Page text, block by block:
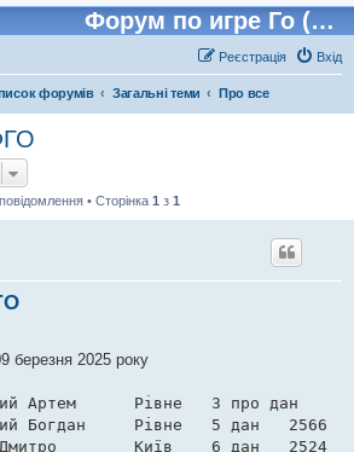
Форум по игре Го (Бадук, Вейчи)
Вхід
Реєстрація
форумів Загальні теми Про все
• Сторінка 1 з 1
березня 2025 року